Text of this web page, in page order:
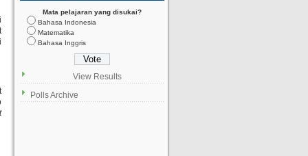
Mata pelajaran yang disukai?
Bahasa Indonesia
Matematika
Bahasa Inggris
View Results
Polls Archive